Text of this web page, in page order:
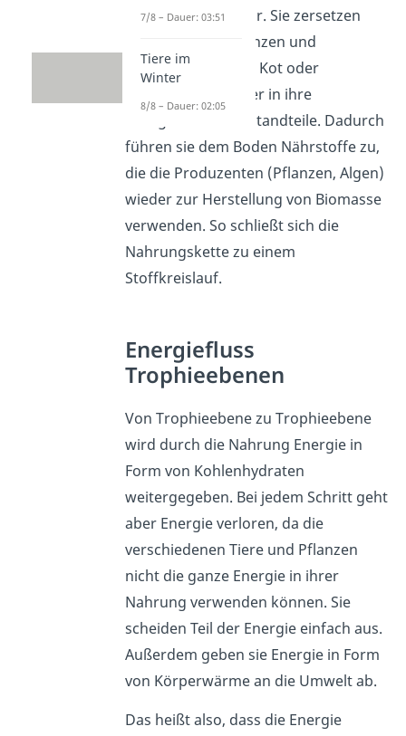
Pilze, Bakterien) dar. Sie zersetzen
tote Tiere und Pflanzen und
Abfallprodukte wie Kot oder
abgefallenen Blätter in ihre
anorganischen Bestandteile. Dadurch
führen sie dem Boden Nährstoffe zu,
die die Produzenten (Pflanzen, Algen)
wieder zur Herstellung von Biomasse
verwenden. So schließt sich die
Nahrungskette zu einem
Stoffkreislauf.
Energiefluss
Trophieebenen
Von Trophieebene zu Trophieebene
wird durch die Nahrung Energie in
Form von Kohlenhydraten
weitergegeben. Bei jedem Schritt geht
aber Energie verloren, da die
verschiedenen Tiere und Pflanzen
nicht die ganze Energie in ihrer
Nahrung verwenden können. Sie
scheiden Teil der Energie einfach aus.
Außerdem geben sie Energie in Form
von Körperwärme an die Umwelt ab.
Das heißt also, dass die Energie
7/8 – Dauer: 03:51
Tiere im
Winter
8/8 – Dauer: 02:05